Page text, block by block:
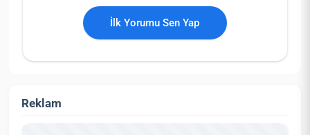
İlk Yorumu Sen Yap
Reklam